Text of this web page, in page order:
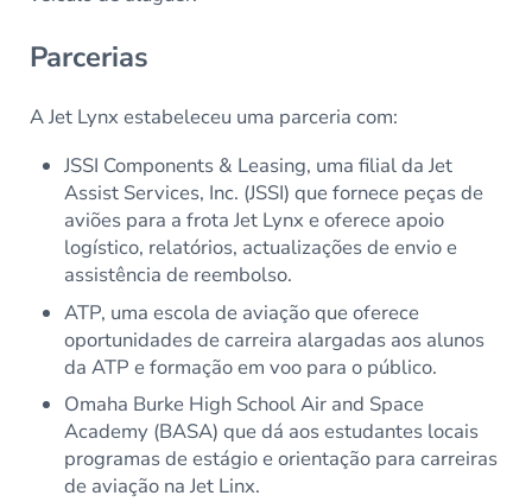
Parcerias
A Jet Lynx estabeleceu uma parceria com:
JSSI Components & Leasing, uma filial da Jet
Assist Services, Inc. (JSSI) que fornece peças de
aviões para a frota Jet Lynx e oferece apoio
logístico, relatórios, actualizações de envio e
assistência de reembolso.
ATP, uma escola de aviação que oferece
oportunidades de carreira alargadas aos alunos
da ATP e formação em voo para o público.
Omaha Burke High School Air and Space
Academy (BASA) que dá aos estudantes locais
programas de estágio e orientação para carreiras
de aviação na Jet Linx.